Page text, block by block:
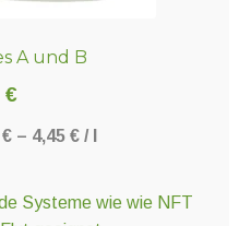
A und B
€
€– 4,45 €/
Systeme wie wie NFT